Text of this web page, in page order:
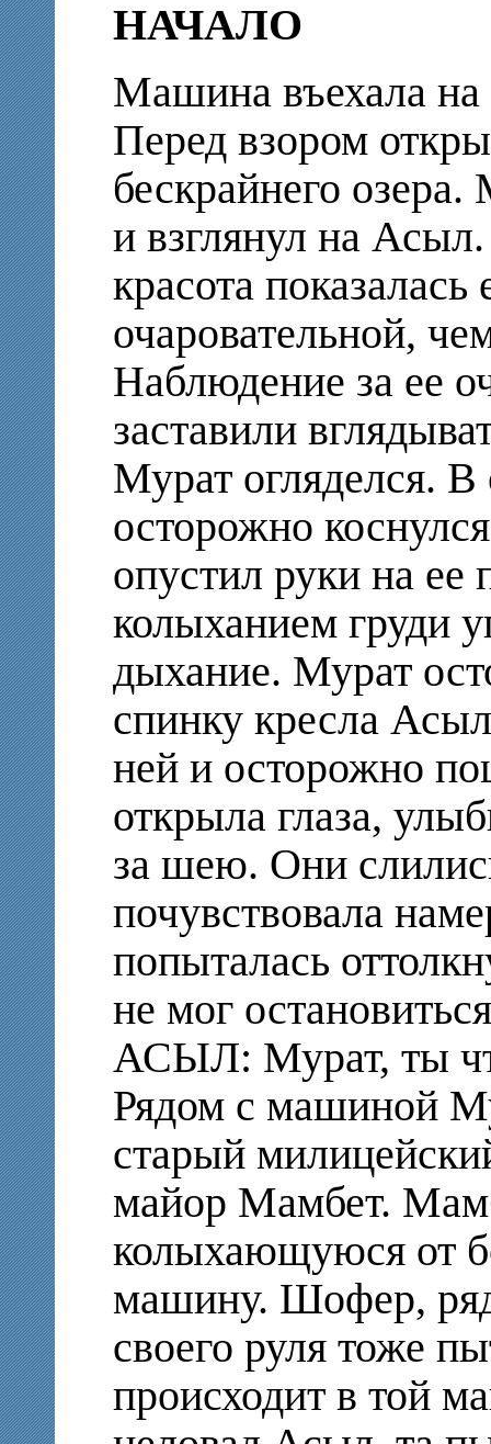
НАЧАЛО
Машина въехала на
Перед взором
бескрайнего
и взглянул на
красота
очаровательной,
Наблюдение за ее
заставили
Мурат огляделся.
осторожно
опустил руки на
колыханием груди
дыхание. Мурат
спинку кресла
ней и осторожно
открыла глаза,
за шею. Они
почувствовала
попыталась
не мог
АСЫЛ: Мурат, ты
Рядом с машиной
старый
майор Мамбет.
колыхающуюся от
машину. Шофер,
своего руля тоже
происходит в той